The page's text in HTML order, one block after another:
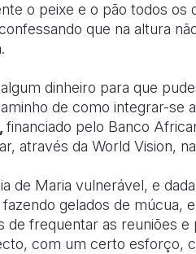
o peixe e o pão todos os
que na altura
dinheiro para que
de como integrar-se
financiado pelo Banco
através da World Vision,
de Maria vulnerável, e
gelados de múcua,
de frequentar as reuniões
com um certo esforço,